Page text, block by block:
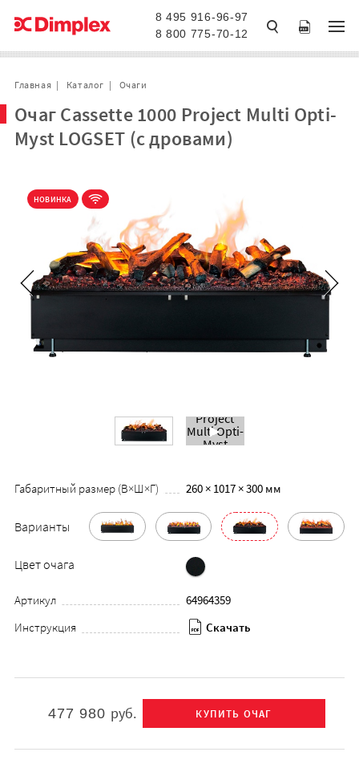
8 495 916-96-97
8 800 775-70-12
Главная Каталог Очаги
Очаг Cassette 1000 Project Multi Opti-
Myst LOGSET (с дровами)
НОВИНКА
Габаритный размер (В×Ш×Г) 260 × 1017 × 300 мм
Варианты
Цвет очага
Артикул
64964359
Инструкция
Скачать
477 980 руб.